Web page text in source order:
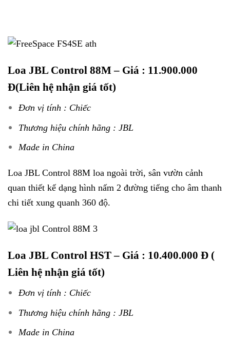
Loa JBL Control 88M– Giá : 11.900.000
Đ(Liên hệ nhận giá tốt)
Đơn vị tính : Chiếc
Thương hiệu chính hãng : JBL
Made in China
Loa JBL Control 88M loa ngoài trời, sân vườn cảnh
quan thiết kế dạng hình nấm 2 đường tiếng cho âm thanh
chi tiết xung quanh 360 độ.
Loa JBL Control HST– Giá : 10.400.000 Đ (
Liên hệ nhận giá tốt)
Đơn vị tính : Chiếc
Thương hiệu chính hãng : JBL
Made in China